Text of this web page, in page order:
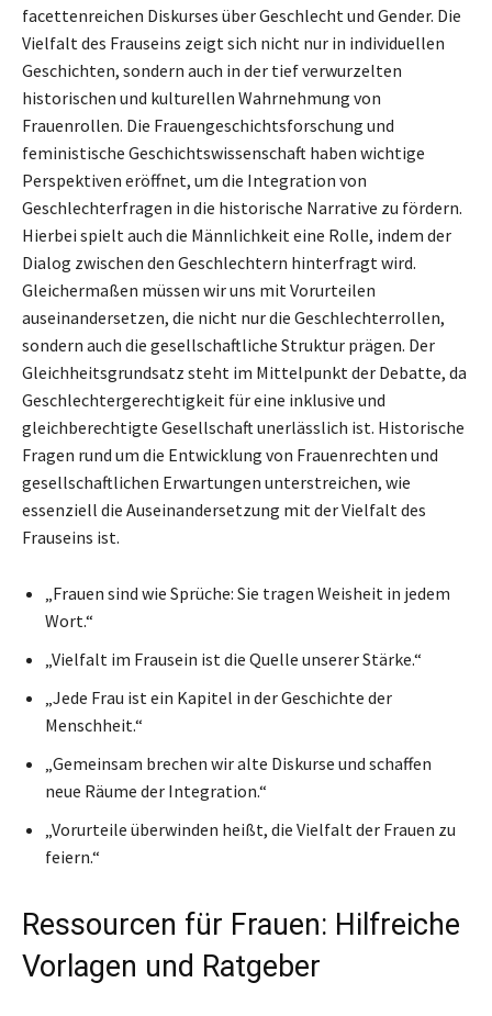
facettenreichen Diskurses über Geschlecht und Gender. Die
Vielfalt des Frauseins zeigt sich nicht nur in individuellen
Geschichten, sondern auch in der tief verwurzelten
historischen und kulturellen Wahrnehmung von
Frauenrollen. Die Frauengeschichtsforschung und
feministische Geschichtswissenschaft haben wichtige
Perspektiven eröffnet, um die Integration von
Geschlechterfragen in die historische Narrative zu fördern.
Hierbei spielt auch die Männlichkeit eine Rolle, indem der
Dialog zwischen den Geschlechtern hinterfragt wird.
Gleichermaßen müssen wir uns mit Vorurteilen
auseinandersetzen, die nicht nur die Geschlechterrollen,
sondern auch die gesellschaftliche Struktur prägen. Der
Gleichheitsgrundsatz steht im Mittelpunkt der Debatte, da
Geschlechtergerechtigkeit für eine inklusive und
gleichberechtigte Gesellschaft unerlässlich ist. Historische
Fragen rund um die Entwicklung von Frauenrechten und
gesellschaftlichen Erwartungen unterstreichen, wie
essenziell die Auseinandersetzung mit der Vielfalt des
Frauseins ist.
„Frauen sind wie Sprüche: Sie tragen Weisheit in jedem
Wort.“
„Vielfalt im Frausein ist die Quelle unserer Stärke.“
„Jede Frau ist ein Kapitel in der Geschichte der
Menschheit.“
„Gemeinsam brechen wir alte Diskurse und schaffen
neue Räume der Integration.“
„Vorurteile überwinden heißt, die Vielfalt der Frauen zu
feiern.“
Ressourcen für Frauen: Hilfreiche
Vorlagen und Ratgeber